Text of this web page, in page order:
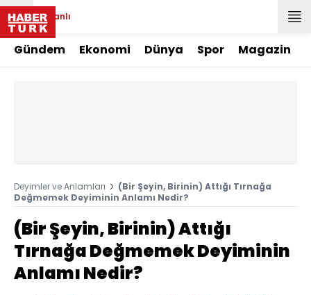
Canlı
Gündem Ekonomi Dünya Spor Magazin
Deyimler ve Anlamları
(Bir Şeyin, Birinin) Attığı Tırnağa
Değmemek Deyiminin Anlamı Nedir?
(Bir Şeyin, Birinin) Attığı
Tırnağa Değmemek Deyiminin
Anlamı Nedir?